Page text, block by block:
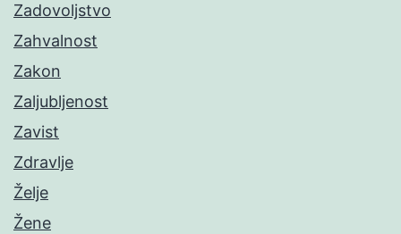
Zadovoljstvo
Zahvalnost
Zakon
Zaljubljenost
Zavist
Zdravlje
Želje
Žene